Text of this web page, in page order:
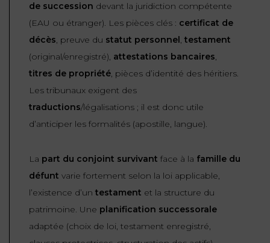
de succession devant la juridiction compétente
(EAU ou étranger). Les pièces clés : certificat de
décès, preuve du statut personnel , testament
(original/enregistré), attestations bancaires,
titres de propriété, pièces d’identité des héritiers.
Les tribunaux exigent des
traductions/légalisations ; il est donc utile
d’anticiper les formalités (apostille, langue).
La part du conjoint survivant face à la famille du
défunt varie fortement selon la loi applicable,
l’existence d’un testament et la structure du
patrimoine. Une planification successorale
adaptée (choix de loi, testament enregistré,